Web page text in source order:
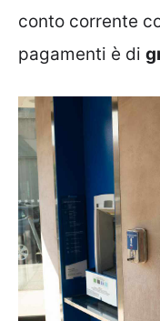
conto corrente
pagamenti è di